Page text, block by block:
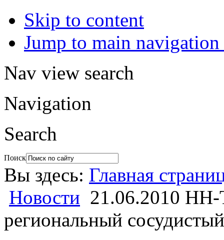
Skip to content
Jump to main
Nav view search
Navigation
Search
Поиск
Вы здесь: Главная
Новости 21.06.2010 НН-
региональный